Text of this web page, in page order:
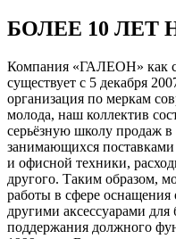
БОЛЕЕ 10 ЛЕТ
Компания «ГАЛЕОН» как
существует с 5 декабря
организация по меркам
молода, наш коллектив
серьёзную школу продаж
занимающихся
и офисной техники,
другого. Таким образом,
работы в сфере
другими аксессуарами
поддержания должного